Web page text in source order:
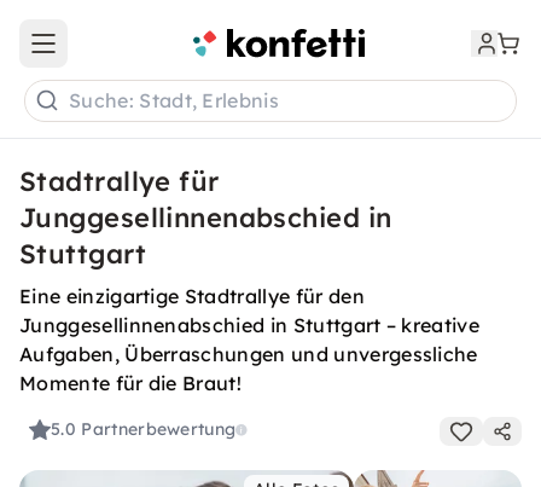
Open main menu
Suche: Stadt, Erlebnis
Stadtrallye für
Junggesellinnenabschied in
Stuttgart
Eine einzigartige Stadtrallye für den
Junggesellinnenabschied in Stuttgart – kreative
Aufgaben, Überraschungen und unvergessliche
Momente für die Braut!
5.0 Partnerbewertung